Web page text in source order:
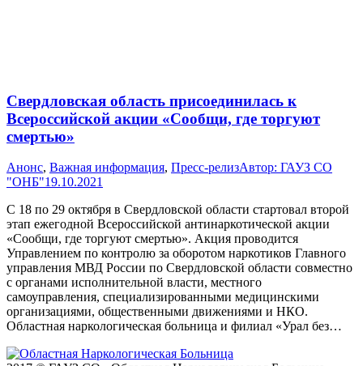
Свердловская область присоединилась к
Всероссийской акции «Сообщи, где торгуют
смертью»
Анонс, Важная информация, Пресс-релизАвтор: ГАУЗ СО
"ОНБ"19.10.2021
С 18 по 29 октября в Свердловской области стартовал второй
этап ежегодной Всероссийской антинаркотической акции
«Сообщи, где торгуют смертью». Акция проводится
Управлением по контролю за оборотом наркотиков Главного
управления МВД России по Свердловской области совместно
с органами исполнительной власти, местного
самоуправления, специализированными медицинскими
организациями, общественными движениями и НКО.
Областная наркологическая больница и филиал «Урал без…